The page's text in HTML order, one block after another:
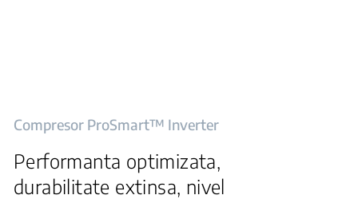
Compresor ProSmart™ Inverter
Performanta optimizata,
durabilitate extinsa, nivel